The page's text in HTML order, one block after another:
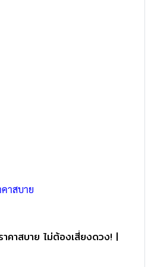
าสบาย
คาสบาย ไม่ต้องเสี่ยงดวง! |